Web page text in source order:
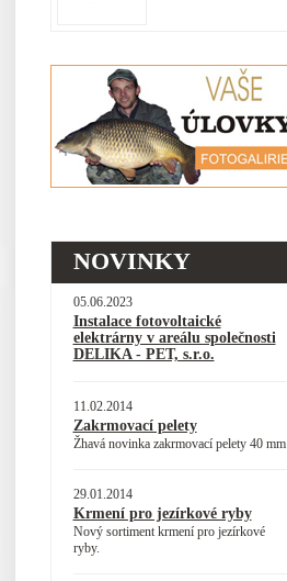
NOVINKY
05.06.2023
Instalace fotovoltaické
elektrárny v areálu společnosti
DELIKA - PET, s.r.o.
11.02.2014
Zakrmovací pelety
Žhavá novinka zakrmovací pelety 40 mm
29.01.2014
Krmení pro jezírkové ryby
Nový sortiment krmení pro jezírkové
ryby.